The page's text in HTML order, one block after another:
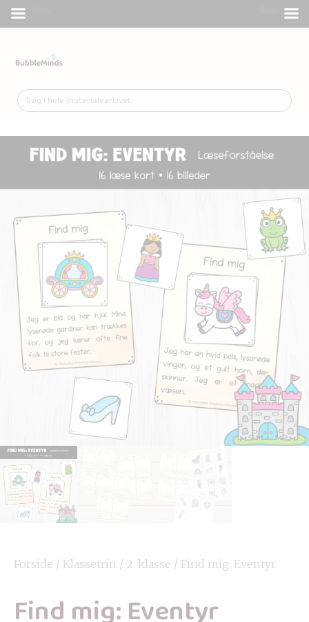
Forside / Klassetrin / 2. klasse / Find mig: Eventyr
Find mig: Eventyr